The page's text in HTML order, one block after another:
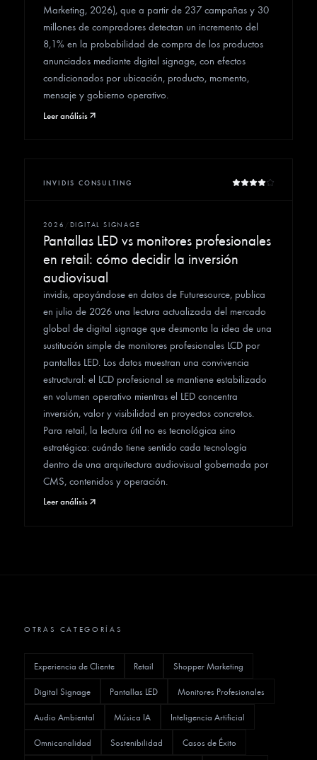
Marketing, 2026), que a partir de 237 campañas y 30
millones de compradores detectan un incremento del
8,1% en la probabilidad de compra de los productos
anunciados mediante digital signage, con efectos
condicionados por ubicación, producto, momento,
mensaje y gobierno operativo.
Leer análisis
INVIDIS CONSULTING
2026 DIGITAL SIGNAGE
Pantallas LED vs monitores profesionales
en retail: cómo decidir la inversión
audiovisual
invidis, apoyándose en datos de Futuresource, publica
en julio de 2026 una lectura actualizada del mercado
global de digital signage que desmonta la idea de una
sustitución simple de monitores profesionales LCD por
pantallas LED. Los datos muestran una convivencia
estructural: el LCD profesional se mantiene estabilizado
en volumen operativo mientras el LED concentra
inversión, valor y visibilidad en proyectos concretos.
Para retail, la lectura útil no es tecnológica sino
estratégica: cuándo tiene sentido cada tecnología
dentro de una arquitectura audiovisual gobernada por
CMS, contenidos y operación.
Leer análisis
OTRAS CATEGORÍAS
Experiencia de Cliente Retail Shopper Marketing
Digital Signage Pantallas LED Monitores Profesionales
Audio Ambiental Música IA Inteligencia Artificial
Omnicanalidad Sostenibilidad Casos de Éxito